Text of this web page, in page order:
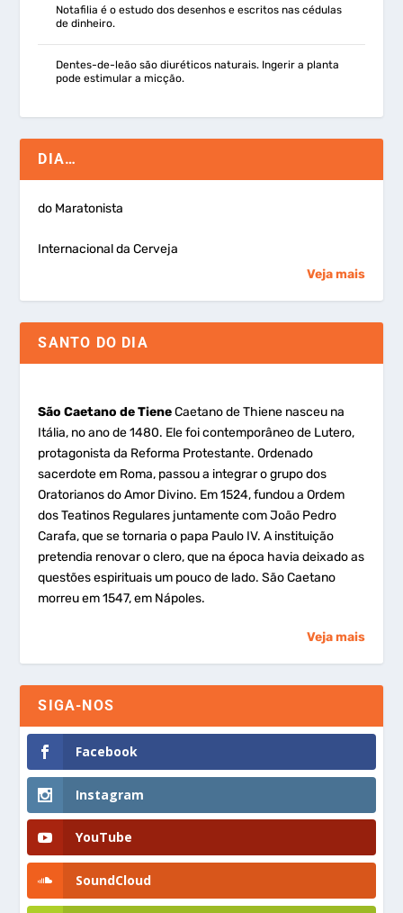
Notafilia é o estudo dos desenhos e escritos nas cédulas
de dinheiro.
Dentes-de-leão são diuréticos naturais. Ingerir a planta
pode estimular a micção.
DIA…
do Maratonista
Internacional da Cerveja
Veja mais
SANTO DO DIA
São Caetano de TieneCaetano de Thiene nasceu na
Itália, no ano de 1480. Ele foi contemporâneo de Lutero,
protagonista da Reforma Protestante. Ordenado
sacerdote em Roma, passou a integrar o grupo dos
Oratorianos do Amor Divino. Em 1524, fundou a Ordem
dos Teatinos Regulares juntamente com João Pedro
Carafa, que se tornaria o papa Paulo IV. A instituição
pretendia renovar o clero, que na época havia deixado as
questões espirituais um pouco de lado. São Caetano
morreu em 1547, em Nápoles.
Veja mais
SIGA-NOS
Facebook
Instagram
YouTube
SoundCloud